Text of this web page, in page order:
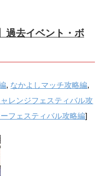
過去イベント・ボ
, なかよしマッチ攻略編,
レンジフェスティバル攻
ーフェスティバル攻略編]